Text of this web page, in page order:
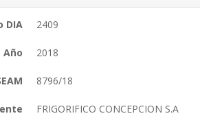
DIA 2409
Año 2018
8796/18
FRIGORIFICO CONCEPCION S.A